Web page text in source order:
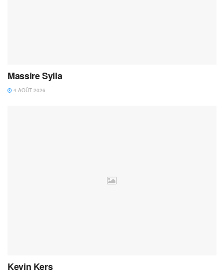
Massire Sylla
4 AOÛT 2026
Kevin Kers